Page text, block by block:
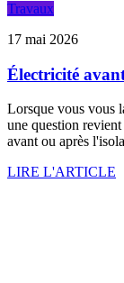
Travaux
17 mai 2026
Électricité
Lorsque vous vous
une question
avant ou après
LIRE L'ARTICLE